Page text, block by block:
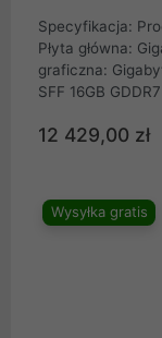
Specyfikacja:
Płyta główna:
graficzna:
SFF 16GB
(2x16GB)
VP4300 Lite 2TB
80Plus Gold
Lite ARGB
12 429,00 zł
Wysyłka gratis